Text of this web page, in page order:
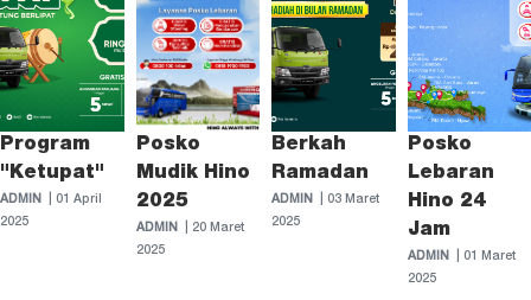
Program
"Ketupat"
ADMIN | 01 April
2025
Posko
Mudik Hino
2025
ADMIN| 20 Maret
2025
Berkah
Ramadan
ADMIN | 03 Maret
2025
Posko
Lebaran
Hino 24
Jam
ADMIN| 01 Maret
2025